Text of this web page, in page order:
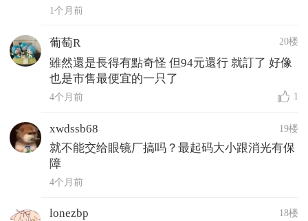
1个月前
葡萄R 20楼
雖然還是長得有點奇怪 但94元還行 就訂了 好像
也是市售最便宜的一只了
4个月前 1
xwdssb68 19楼
就不能交给眼镜厂搞吗？最起码大小跟消光有保
障
4个月前
lonezbp 18楼